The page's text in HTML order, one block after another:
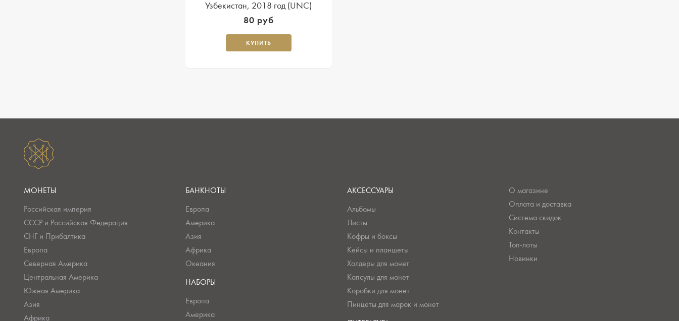
Узбекистан, 2018 год (UNC)
80 руб
КУПИТЬ
МОНЕТЫ
Российская империя
СССР и Российская Федерация
СНГ и Прибалтика
Европа
Северная Америка
Центральная Америка
Южная Америка
Азия
Африка
БАНКНОТЫ
Европа
Америка
Азия
Африка
Океания
НАБОРЫ
Европа
Америка
АКСЕССУАРЫ
Альбомы
Листы
Кофры и боксы
Кейсы и планшеты
Холдеры для монет
Капсулы для монет
Коробки для монет
Пинцеты для марок и монет
О магазине
Оплата и доставка
Система скидок
Контакты
Топ-лоты
Новинки